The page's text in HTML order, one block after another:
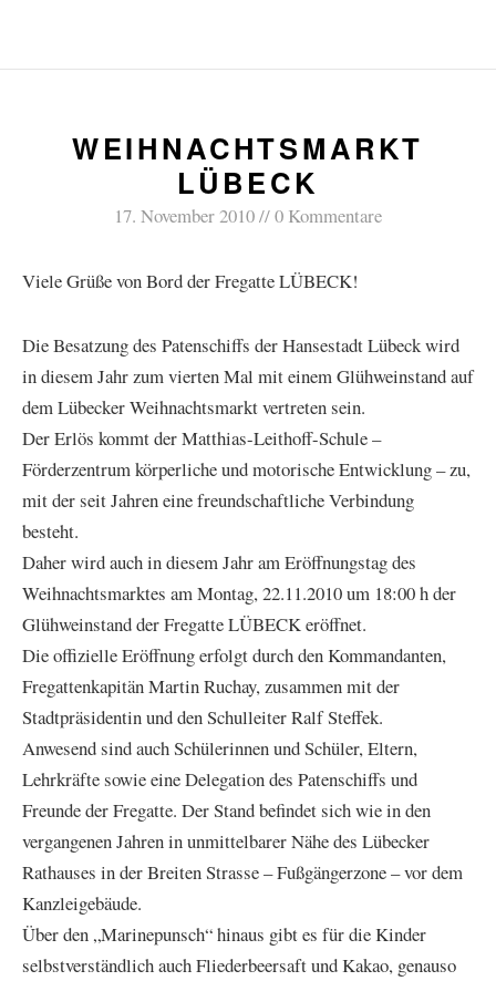
WEIHNACHTSMARKT
LÜBECK
17. November 2010 0 Kommentare
Viele Grüße von Bord der Fregatte LÜBECK!
Die Besatzung des Patenschiffs der Hansestadt Lübeck wird
in diesem Jahr zum vierten Mal mit einem Glühweinstand auf
dem Lübecker Weihnachtsmarkt vertreten sein.
Der Erlös kommt der Matthias-Leithoff-Schule –
Förderzentrum körperliche und motorische Entwicklung – zu,
mit der seit Jahren eine freundschaftliche Verbindung
besteht.
Daher wird auch in diesem Jahr am Eröffnungstag des
Weihnachtsmarktes am Montag, 22.11.2010 um 18:00 h der
Glühweinstand der Fregatte LÜBECK eröffnet.
Die offizielle Eröffnung erfolgt durch den Kommandanten,
Fregattenkapitän Martin Ruchay, zusammen mit der
Stadtpräsidentin und den Schulleiter Ralf Steffek.
Anwesend sind auch Schülerinnen und Schüler, Eltern,
Lehrkräfte sowie eine Delegation des Patenschiffs und
Freunde der Fregatte. Der Stand befindet sich wie in den
vergangenen Jahren in unmittelbarer Nähe des Lübecker
Rathauses in der Breiten Strasse – Fußgängerzone – vor dem
Kanzleigebäude.
Über den „Marinepunsch“ hinaus gibt es für die Kinder
selbstverständlich auch Fliederbeersaft und Kakao, genauso